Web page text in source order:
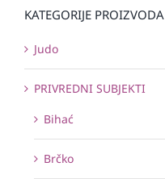
KATEGORIJE PROIZVODA
Judo
PRIVREDNI SUBJEKTI
Bihać
Brčko